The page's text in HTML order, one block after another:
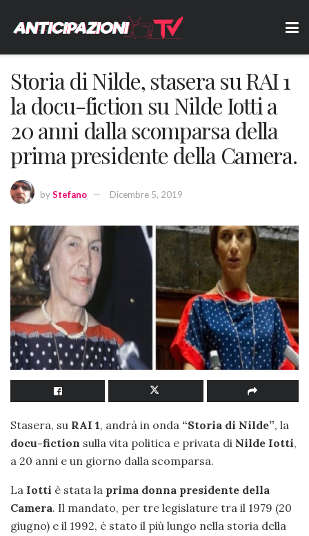
Storia di Nilde, stasera su RAI 1
la docu-fiction su Nilde Iotti a
20 anni dalla scomparsa della
prima presidente della Camera.
byStefano Dicembre 5, 2019
Stasera, su RAI 1, andrà in onda “Storia di Nilde”, la
docu-fiction sulla vita politica e privata di Nilde Iotti,
a 20 anni e un giorno dalla scomparsa.
La Iotti è stata la prima donna presidente della
Camera. Il mandato, per tre legislature tra il 1979 (20
giugno) e il 1992, è stato il più lungo nella storia della